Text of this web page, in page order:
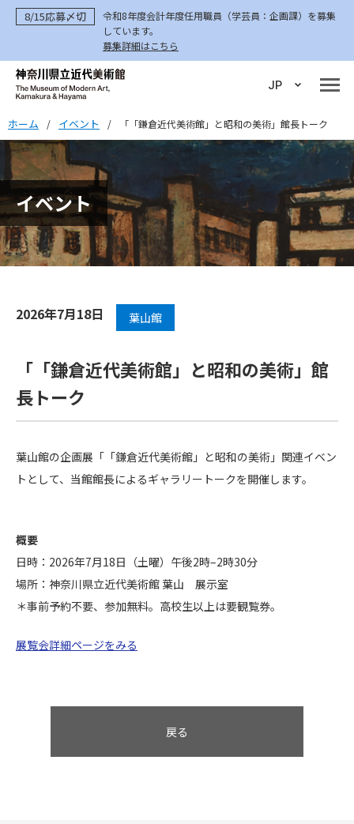
8/15応募〆切
令和8年度会計年度任用職員（学芸員：企画課）を募集
しています。
募集詳細はこちら
JP
ホーム / イベント / 「「鎌倉近代美術館」と昭和の美術」館長トーク
イベント
2026年7月18日 葉山館
「「鎌倉近代美術館」と昭和の美術」館
長トーク
葉山館の企画展「「鎌倉近代美術館」と昭和の美術」関連イベン
トとして、当館館長によるギャラリートークを開催します。
概要
日時：2026年7月18日（土曜）午後2時–2時30分
場所：神奈川県立近代美術館 葉山 展示室
＊事前予約不要、参加無料。高校生以上は要観覧券。
展覧会詳細ページをみる
戻る